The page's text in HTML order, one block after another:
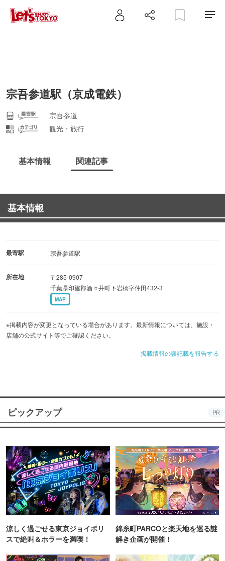
宗吾参道駅（京成電鉄）
宗吾参道
観光・旅行
基本情報 関連記事
基本情報
最寄駅 宗吾参道駅
所在地
〒285-0907
千葉県印旛郡酒々井町下岩橋字仲田432-3
MAP
※掲載内容が変更となっている場合があります。最新情報については、施設・
店舗の公式サイト等でご確認ください。
掲載情報の誤記載を報告する
ピックアップ PR
涼しく過ごせる東京ジョイポリ
スで絶叫＆ホラーを満喫！
錦糸町PARCOと楽天地を巡る謎
解き企画が開催！